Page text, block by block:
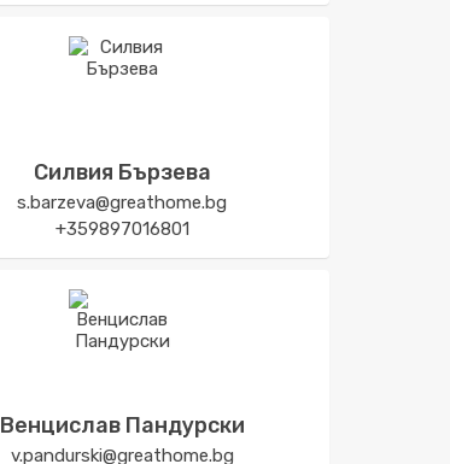
Силвия Бързева
s.barzeva@greathome.bg
+359897016801
Венцислав Пандурски
v.pandurski@greathome.bg